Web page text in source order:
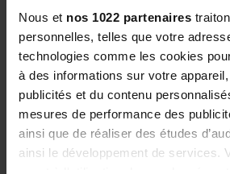
Nous et nos 1022 partenaires
personnelles, telles que votre
technologies comme les cookies
à des informations sur votre
publicités et du contenu
mesures de performance des
ainsi que de réaliser des études
ainsi le développement de services.
pèsent sur l’équilibre.
Cheveux, boisson, poudre de
Les bénéfices “cheveux” relèvent
raisonnement indirect
avec des données limitées. Pour
demaca ou la “boissonmaca”,
beaucoup de la dose réellement
de la régularité, alors qu’une